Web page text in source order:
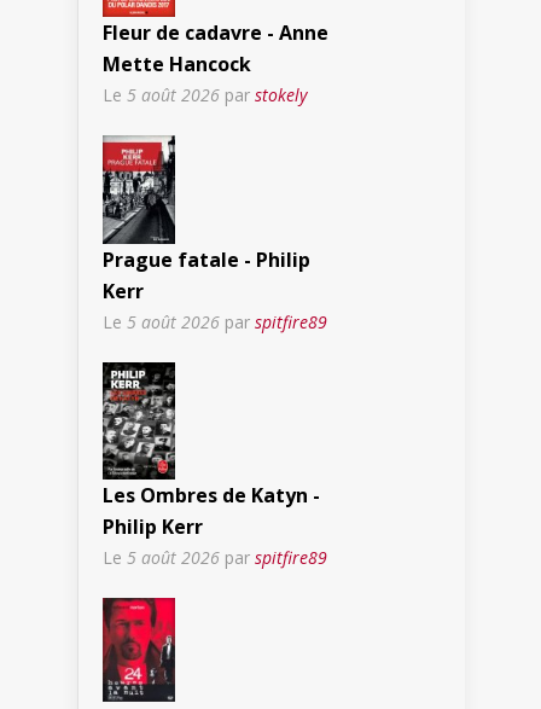
Fleur de cadavre - Anne
Mette Hancock
Le 5 août 2026 par stokely
Prague fatale - Philip
Kerr
Le 5 août 2026 par spitfire89
Les Ombres de Katyn -
Philip Kerr
Le 5 août 2026 par spitfire89